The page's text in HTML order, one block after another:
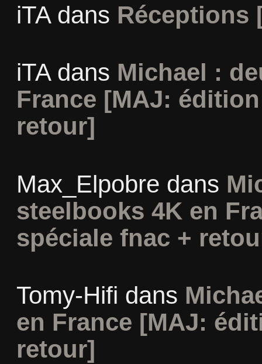
iTAdans Réceptions
iTAdans Michael :
France [MAJ:
retour]
Max_Elpobre dans
steelbooks 4K en
spéciale fnac +
Tomy-Hifi dans
en France [MAJ:
retour]